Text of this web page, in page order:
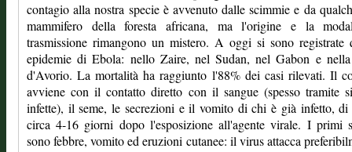
contagio alla nostra specie è avvenuto dalle scimmie e da
mammifero della foresta africana, ma l'origine e la
trasmissione rimangono un mistero. A oggi si sono registrate
epidemie di Ebola: nello Zaire, nel Sudan, nel Gabon e
d'Avorio. La mortalità ha raggiunto l'88% dei casi rilevati. Il
avviene con il contatto diretto con il sangue (spesso tramite
infette), il seme, le secrezioni e il vomito di chi è già infetto, di
circa 4-16 giorni dopo l'esposizione all'agente virale. I primi
sono febbre, vomito ed eruzioni cutanee: il virus attacca